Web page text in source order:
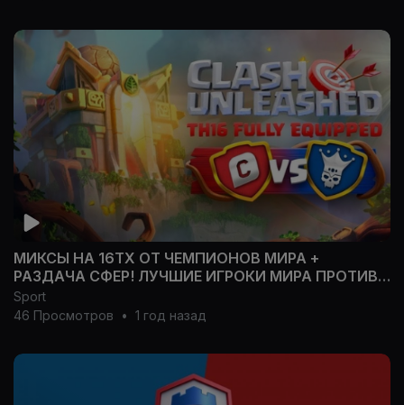
МИКСЫ НА 16ТХ ОТ ЧЕМПИОНОВ МИРА +
РАЗДАЧА СФЕР! ЛУЧШИЕ ИГРОКИ МИРА ПРОТИВ
ЮТУБЕРОВ НА ФУЛ ТХ16!
Sport
46 Просмотров
• 1 год назад